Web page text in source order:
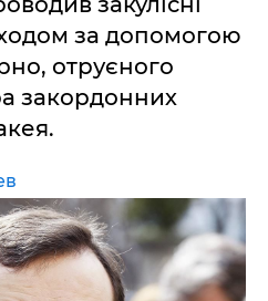
за допомогою
отруєного
закордонних